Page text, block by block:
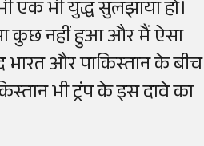
एक भी युद्ध सुलझाया हो।
कुछ नहीं हुआ और मैं ऐसा
और पाकिस्तान के बीच
भी ट्रंप के इस दावे का